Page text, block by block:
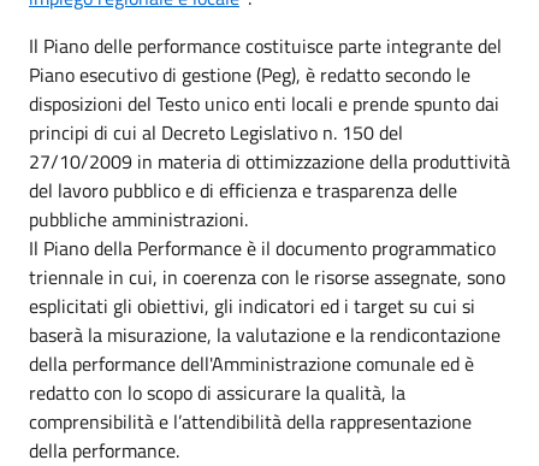
Il Piano delle performance costituisce parte integrante del
Piano esecutivo di gestione (Peg), è redatto secondo le
disposizioni del Testo unico enti locali e prende spunto dai
principi di cui al Decreto Legislativo n. 150 del
27/10/2009 in materia di ottimizzazione della produttività
del lavoro pubblico e di efficienza e trasparenza delle
pubbliche amministrazioni.
Il Piano della Performance è il documento programmatico
triennale in cui, in coerenza con le risorse assegnate, sono
esplicitati gli obiettivi, gli indicatori ed i target su cui si
baserà la misurazione, la valutazione e la rendicontazione
della performance dell'Amministrazione comunale ed è
redatto con lo scopo di assicurare la qualità, la
comprensibilità e l’attendibilità della rappresentazione
della performance.